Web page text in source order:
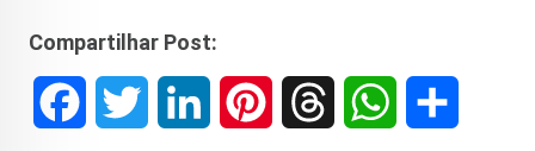
Compartilhar Post: